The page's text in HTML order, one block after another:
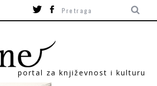
portal za književnost i kulturu